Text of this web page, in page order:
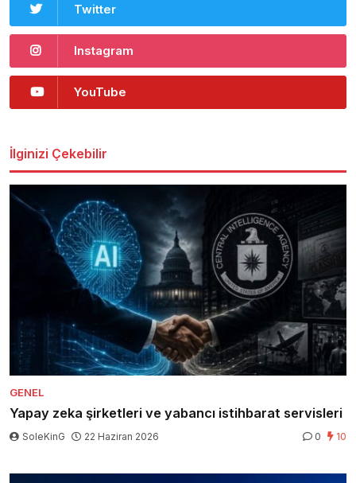
Twitter
Instagram
YouTube
İlginizi Çekebilir
GENEL
Yapay zeka şirketleri ve yabancı istihbarat servisleri
SoleKinG 22 Haziran 2026 0 10